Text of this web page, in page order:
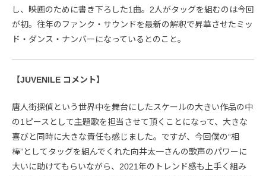
し、映画のために書き下ろした1曲。2人がタッグを組むのは今回
が初。往年のファンク・サウンドを最新の解釈で昇華させたミッ
ド・ダンス・ナンバーになっているとのこと。
【JUVENILE コメント】
唐人街探偵という世界中を舞台にしたスケールの大きい作品の中
の1ピースとして主題歌を担当させて頂くことになって、大きな
喜びと同時に大きな責任も感じました。ですが、今回僕の“相
棒”としてタッグを組んでくれた向井太一さんの歌声のパワーに
大いに助けてもらいながら、2021年のトレンド感も上手く組み